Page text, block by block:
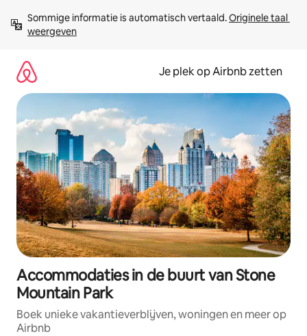
direct
naar
Sommige informatie is automatisch vertaald. Originele taal
weergeven
Je plek op Airbnb zetten
Accommodaties in de buurt van Stone
Mountain Park
Boek unieke vakantieverblijven, woningen en meer op
Airbnb